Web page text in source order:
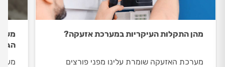
מהן התקלות העיקריות במערכת אזעקה?
מערכת האזעקה שומרת עלינו מפני פורצים